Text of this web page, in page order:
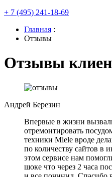
+ 7 (495) 241-18-69
Главная :
Отзывы
Отзывы
Андрей Березин
Впервые в жизни
отремонтировать
техники Miele вроде
по количеству сайтов в
этом сервисе нам
шоке что через 2 часа